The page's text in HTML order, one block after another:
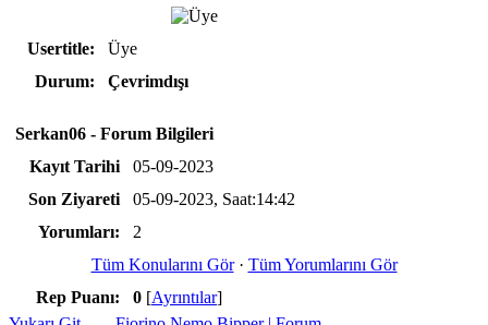
Usertitle:
Üye
Durum:
Çevrimdışı
Serkan06 - Forum Bilgileri
Kayıt Tarihi
05-09-2023
Son Ziyareti
05-09-2023, Saat:14:42
Yorumları:
2
Tüm Konularını Gör· Tüm Yorumlarını Gör
Rep Puanı:
0 [Ayrıntılar]